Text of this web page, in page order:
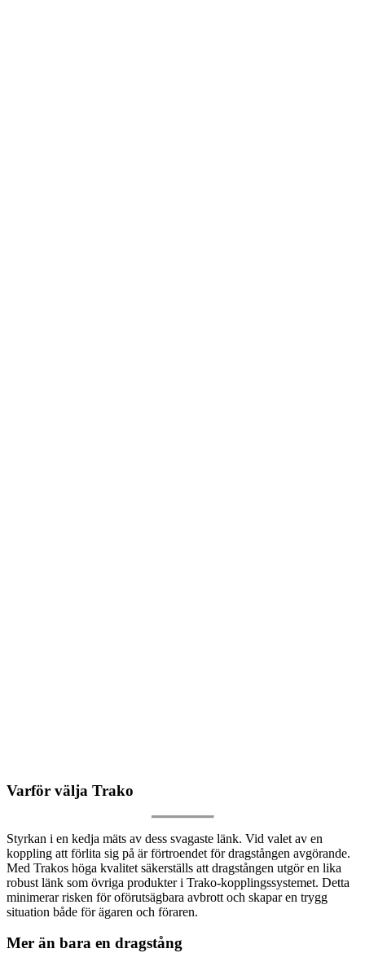
Varför välja Trako
Styrkan i en kedja mäts av dess svagaste länk. Vid valet av en
koppling att förlita sig på är förtroendet för dragstången avgörande.
Med Trakos höga kvalitet säkerställs att dragstången utgör en lika
robust länk som övriga produkter i Trako-kopplingssystemet. Detta
minimerar risken för oförutsägbara avbrott och skapar en trygg
situation både för ägaren och föraren.
Mer än bara en dragstång